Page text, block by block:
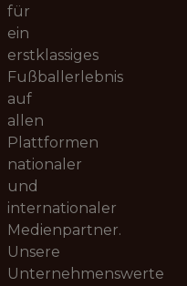
für
ein
erstklassiges
Fußballerlebnis
auf
allen
Plattformen
nationaler
und
internationaler
Medienpartner.
Unsere
Unternehmenswerte